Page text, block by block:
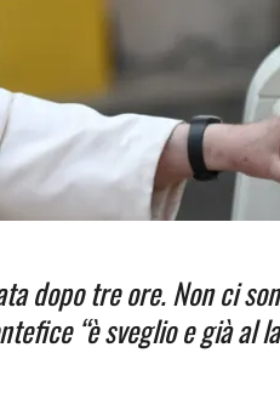
dopo tre ore. Non ci
“è sveglio e già al